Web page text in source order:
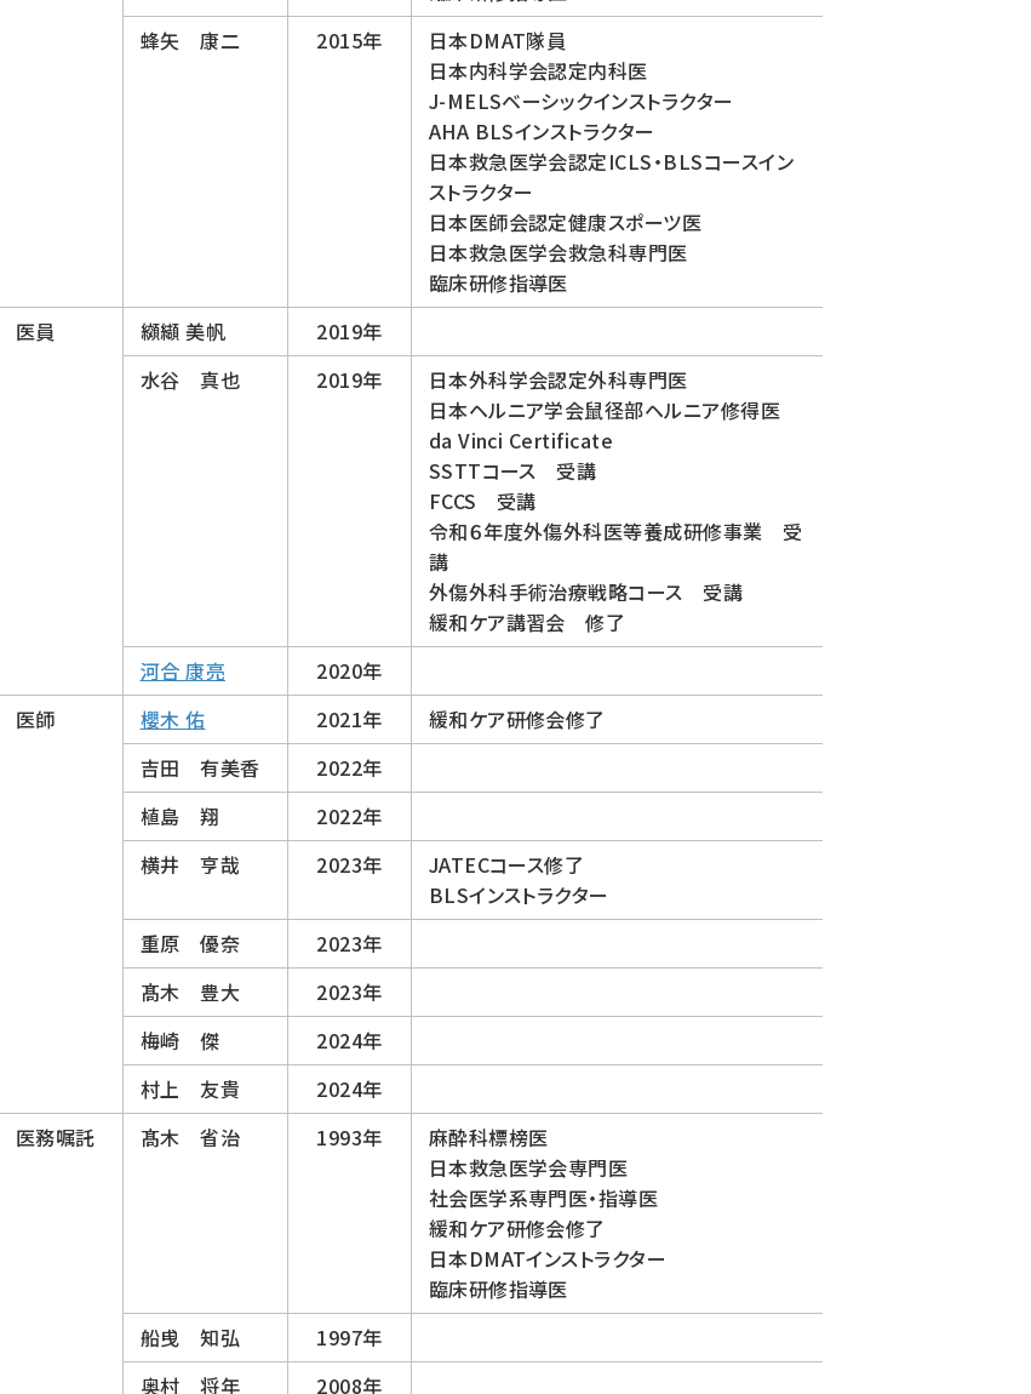
蜂矢 康二
2015年
日本DMAT隊員
日本内科学会認定内科医
J-MELSベーシックインストラクター
AHA BLSインストラクター
日本救急医学会認定ICLS・BLSコースイン
ストラクター
日本医師会認定健康スポーツ医
日本救急医学会救急科専門医
臨床研修指導医
医員
纐纈 美帆
2019年
水谷 真也
2019年
日本外科学会認定外科専門医
日本ヘルニア学会鼠径部ヘルニア修得医
da Vinci Certificate
SSTTコース 受講
FCCS 受講
令和６年度外傷外科医等養成研修事業 受
講
外傷外科手術治療戦略コース 受講
緩和ケア講習会 修了
河合 康亮
2020年
医師
櫻木 佑 2021年
緩和ケア研修会修了
吉田 有美香
2022年
植島 翔
2022年
横井 亨哉
2023年
JATECコース修了
BLSインストラクター
重原 優奈
2023年
髙木 豊大
2023年
梅崎 傑
2024年
村上 友貴
2024年
医務嘱託
髙木 省治 1993年
麻酔科標榜医
日本救急医学会専門医
社会医学系専門医・指導医
緩和ケア研修会修了
日本DMATインストラクター
臨床研修指導医
船曵 知弘
1997年
奥村 将年
2008年